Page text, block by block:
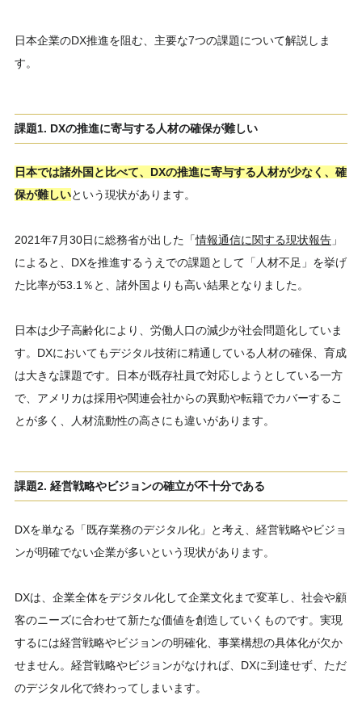
日本企業のDX推進を阻む、主要な7つの課題について解説しま
す。
課題1. DXの推進に寄与する人材の確保が難しい
日本では諸外国と比べて、DXの推進に寄与する人材が少なく、確
保が難しいという現状があります。
2021年7月30日に総務省が出した「情報通信に関する現状報告 」
によると、DXを推進するうえでの課題として「人材不足」を挙げ
た比率が53.1％と、諸外国よりも高い結果となりました。
日本は少子高齢化により、労働人口の減少が社会問題化していま
す。DXにおいてもデジタル技術に精通している人材の確保、育成
は大きな課題です。日本が既存社員で対応しようとしている一方
で、アメリカは採用や関連会社からの異動や転籍でカバーするこ
とが多く、人材流動性の高さにも違いがあります。
課題2. 経営戦略やビジョンの確立が不十分である
DXを単なる「既存業務のデジタル化」と考え、経営戦略やビジョ
ンが明確でない企業が多いという現状があります。
DXは、企業全体をデジタル化して企業文化まで変革し、社会や顧
客のニーズに合わせて新たな価値を創造していくものです。実現
するには経営戦略やビジョンの明確化、事業構想の具体化が欠か
せません。経営戦略やビジョンがなければ、DXに到達せず、ただ
のデジタル化で終わってしまいます。